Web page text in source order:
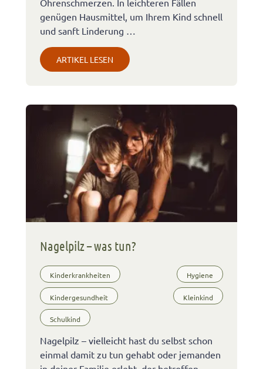
genügen Hausmittel, um Ihrem Kind schnell
und sanft Linderung …
ARTIKEL LESEN
Nagelpilz – was tun?
Kinderkrankheiten Hygiene
Kindergesundheit Kleinkind
Schulkind
Nagelpilz – vielleicht hast du selbst schon
einmal damit zu tun gehabt oder jemanden